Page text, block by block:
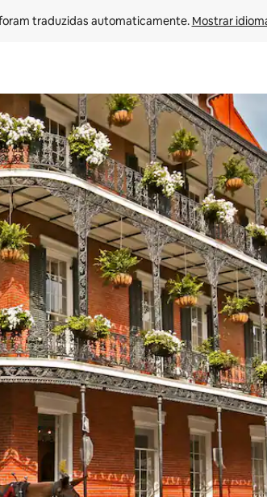
traduzidas automaticamente. Mostrar
para cima e para baixo do teclado ou tocando